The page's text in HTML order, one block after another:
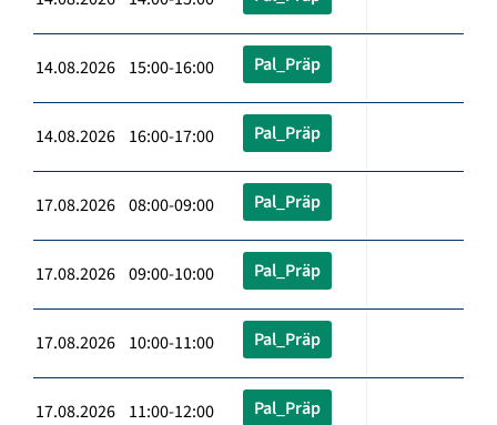
14.08.2026 15:00-16:00 Pal_Präp
14.08.2026 16:00-17:00 Pal_Präp
17.08.2026 08:00-09:00 Pal_Präp
17.08.2026 09:00-10:00 Pal_Präp
17.08.2026 10:00-11:00 Pal_Präp
17.08.2026 11:00-12:00 Pal_Präp